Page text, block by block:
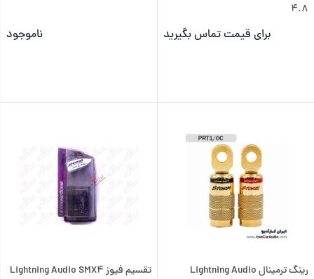
4.8
برای قیمت تماس بگیرید ناموجود
رینگ ترمینال Lightning Audio
تقسیم فیوز Lightning Audio SMX4